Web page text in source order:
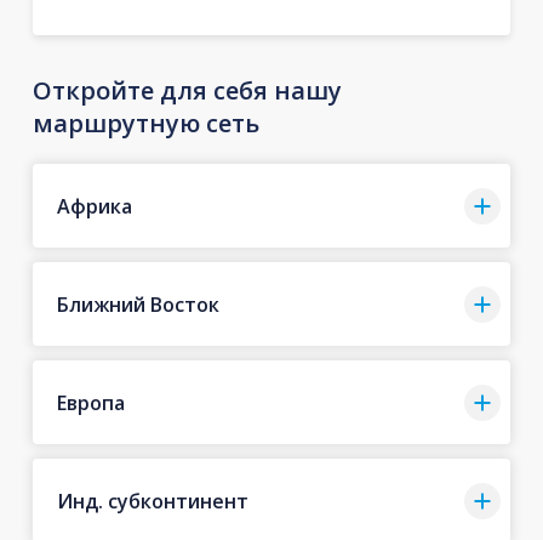
Откройте для себя нашу
маршрутную сеть
Африка
Ближний Восток
Европа
Инд. субконтинент